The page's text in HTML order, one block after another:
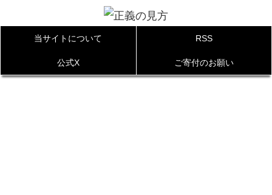
当サイトについて RSS
公式X ご寄付のお願い